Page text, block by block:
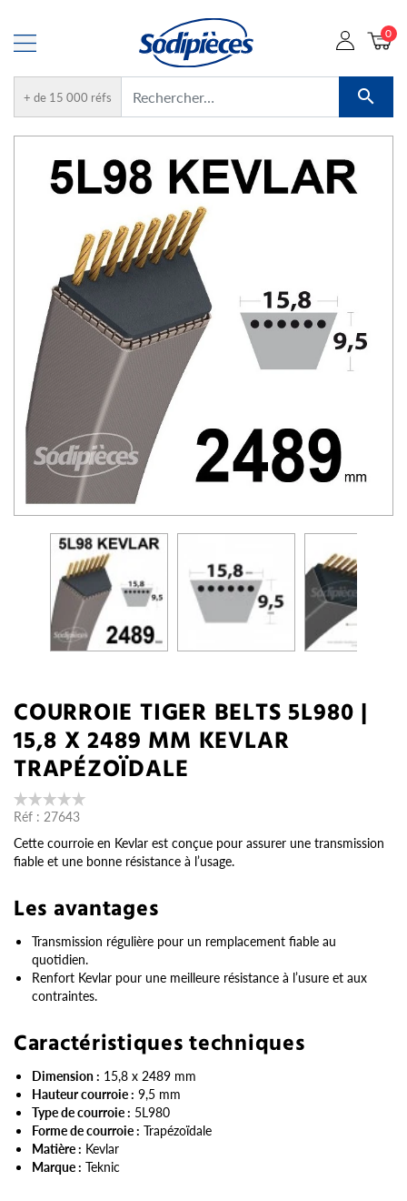
+ de 15 000 réfs 
0
COURROIE TIGER BELTS 5L980 |
15,8 X 2489 MM KEVLAR
TRAPÉZOÏDALE
Réf : 27643
Cette courroie en Kevlar est conçue pour assurer une transmission
fiable et une bonne résistance à l’usage.
Les avantages
Transmission régulière pour un remplacement fiable au
quotidien.
Renfort Kevlar pour une meilleure résistance à l’usure et aux
contraintes.
Caractéristiques techniques
Dimension : 15,8 x 2489 mm
Hauteur courroie : 9,5 mm
Type de courroie : 5L980
Forme de courroie : Trapézoïdale
Matière : Kevlar
Marque : Teknic